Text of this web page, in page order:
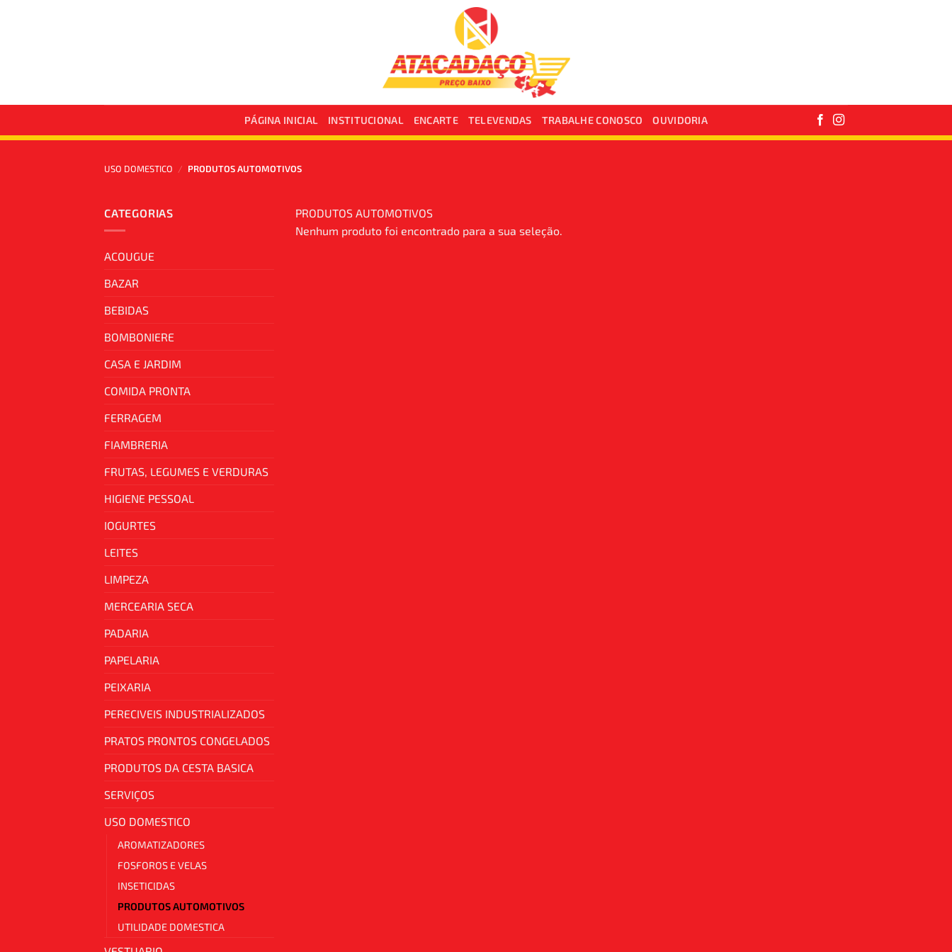
PÁGINA INICIAL INSTITUCIONAL ENCARTE TELEVENDAS TRABALHE CONOSCO OUVIDORIA
USO DOMESTICO / PRODUTOS AUTOMOTIVOS
CATEGORIAS
ACOUGUE
BAZAR
BEBIDAS
BOMBONIERE
CASA E JARDIM
COMIDA PRONTA
FERRAGEM
FIAMBRERIA
FRUTAS, LEGUMES E VERDURAS
HIGIENE PESSOAL
IOGURTES
LEITES
LIMPEZA
MERCEARIA SECA
PADARIA
PAPELARIA
PEIXARIA
PERECIVEIS INDUSTRIALIZADOS
PRATOS PRONTOS CONGELADOS
PRODUTOS DA CESTA BASICA
SERVIÇOS
USO DOMESTICO
AROMATIZADORES
FOSFOROS E VELAS
INSETICIDAS
PRODUTOS AUTOMOTIVOS
UTILIDADE DOMESTICA
PRODUTOS AUTOMOTIVOS
Nenhum produto foi encontrado para a sua seleção.